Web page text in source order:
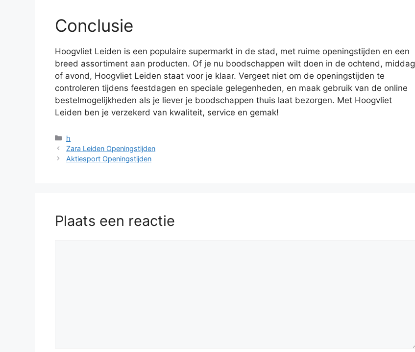
Conclusie
Hoogvliet Leiden is een populaire supermarkt in de stad, met ruime openingstijden en een
breed assortiment aan producten. Of je nu boodschappen wilt doen in de ochtend, middag
of avond, Hoogvliet Leiden staat voor je klaar. Vergeet niet om de openingstijden te
controleren tijdens feestdagen en speciale gelegenheden, en maak gebruik van de online
bestelmogelijkheden als je liever je boodschappen thuis laat bezorgen. Met Hoogvliet
Leiden ben je verzekerd van kwaliteit, service en gemak!
Categorieën
h
Zara Leiden Openingstijden
Aktiesport Openingstijden
Plaats een reactie